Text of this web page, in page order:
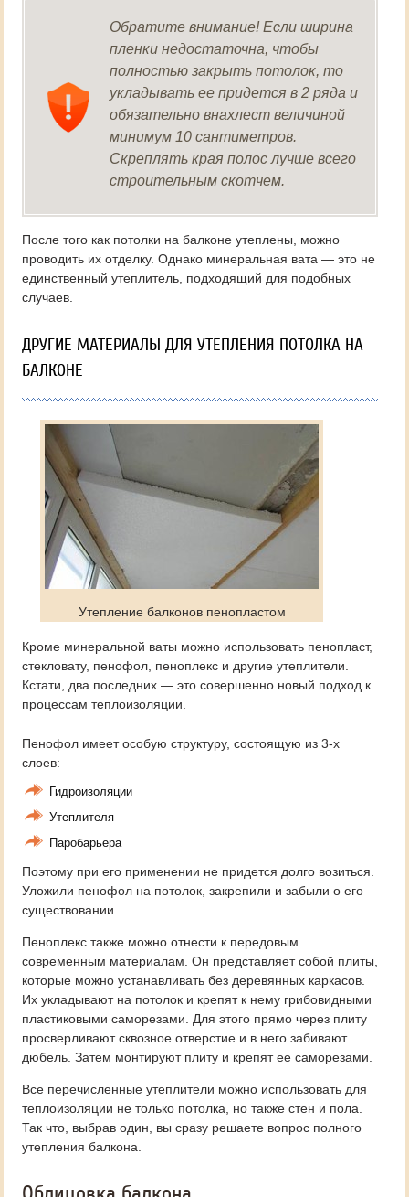
Обратите внимание! Если ширина
пленки недостаточна, чтобы
полностью закрыть потолок, то
укладывать ее придется в 2 ряда и
обязательно внахлест величиной
минимум 10 сантиметров.
Скреплять края полос лучше всего
строительным скотчем.
После того как потолки на балконе утеплены, можно
проводить их отделку. Однако минеральная вата — это не
единственный утеплитель, подходящий для подобных
случаев.
ДРУГИЕ МАТЕРИАЛЫ ДЛЯ УТЕПЛЕНИЯ ПОТОЛКА НА
БАЛКОНЕ
Утепление балконов пенопластом
Кроме минеральной ваты можно использовать пенопласт,
стекловату, пенофол, пеноплекс и другие утеплители.
Кстати, два последних — это совершенно новый подход к
процессам теплоизоляции.
Пенофол имеет особую структуру, состоящую из 3-х
слоев:
Гидроизоляции
Утеплителя
Паробарьера
Поэтому при его применении не придется долго возиться.
Уложили пенофол на потолок, закрепили и забыли о его
существовании.
Пеноплекс также можно отнести к передовым
современным материалам. Он представляет собой плиты,
которые можно устанавливать без деревянных каркасов.
Их укладывают на потолок и крепят к нему грибовидными
пластиковыми саморезами. Для этого прямо через плиту
просверливают сквозное отверстие и в него забивают
дюбель. Затем монтируют плиту и крепят ее саморезами.
Все перечисленные утеплители можно использовать для
теплоизоляции не только потолка, но также стен и пола.
Так что, выбрав один, вы сразу решаете вопрос полного
утепления балкона.